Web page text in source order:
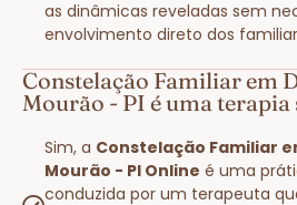
as dinâmicas reveladas sem
envolvimento direto dos
Constelação Familiar em
Mourão - PI é uma terapia
Sim, a Constelação Familiar
Mourão - PI Online é uma
conduzida por um terapeuta